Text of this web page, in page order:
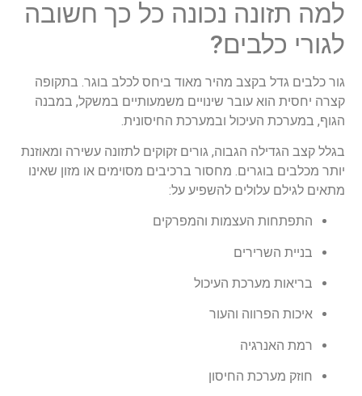
למה תזונה נכונה כל כך חשובה
לגורי כלבים?
גור כלבים גדל בקצב מהיר מאוד ביחס לכלב בוגר. בתקופה
קצרה יחסית הוא עובר שינויים משמעותיים במשקל, במבנה
הגוף, במערכת העיכול ובמערכת החיסונית.
בגלל קצב הגדילה הגבוה, גורים זקוקים לתזונה עשירה ומאוזנת
יותר מכלבים בוגרים. מחסור ברכיבים מסוימים או מזון שאינו
מתאים לגילם עלולים להשפיע על:
התפתחות העצמות והמפרקים
בניית השרירים
בריאות מערכת העיכול
איכות הפרווה והעור
רמת האנרגיה
חוזק מערכת החיסון